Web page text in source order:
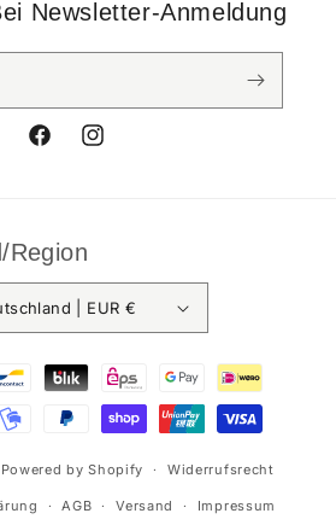
Newsletter-Anmeldung
FacebookInstagram
Region
Deutschland | EUR €
Powered by Shopify Widerrufsrecht
AGB Versand Impressum